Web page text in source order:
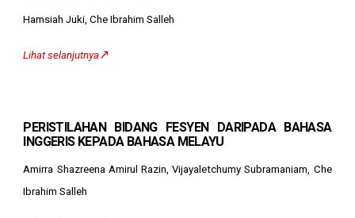
Hamsiah Juki, Che Ibrahim Salleh
Lihat selanjutnya↗️
PERISTILAHAN BIDANG FESYEN DARIPADA BAHASA
INGGERIS KEPADA BAHASA MELAYU
Amirra Shazreena Amirul Razin, Vijayaletchumy Subramaniam, Che
Ibrahim Salleh